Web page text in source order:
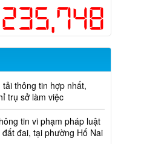
lọc miễn phí ít nhất mỗi
người dân trên địa bàn
Nai
thông tin hợp nhất,
trụ sở làm việc
tin vi phạm pháp luật
đai, tại phường Hố Nai